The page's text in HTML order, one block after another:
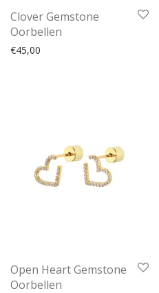
Clover Gemstone
Oorbellen
€45,00
Open Heart Gemstone
Oorbellen